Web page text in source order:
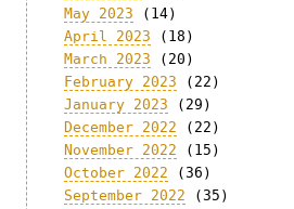
May 2023 (14)
April 2023 (18)
March 2023 (20)
February 2023 (22)
January 2023 (29)
December 2022 (22)
November 2022 (15)
October 2022 (36)
September 2022 (35)